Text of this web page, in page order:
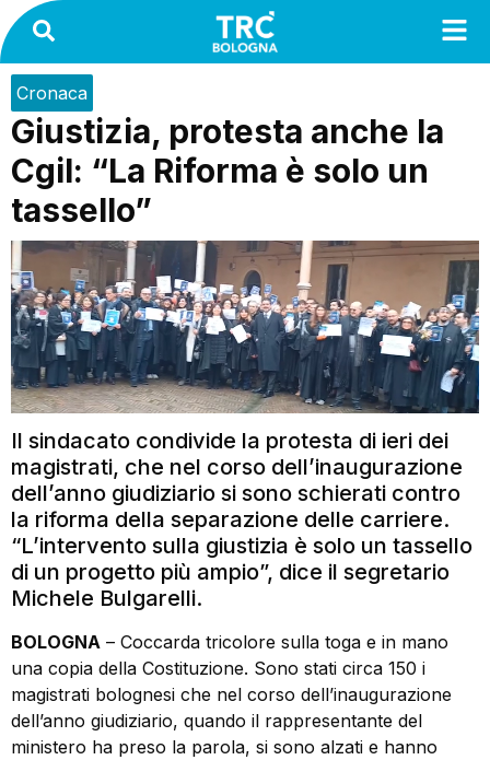
Cronaca
Giustizia, protesta anche la
Cgil: “La Riforma è solo un
tassello”
Il sindacato condivide la protesta di ieri dei
magistrati, che nel corso dell’inaugurazione
dell’anno giudiziario si sono schierati contro
la riforma della separazione delle carriere.
“L’intervento sulla giustizia è solo un tassello
di un progetto più ampio”, dice il segretario
Michele Bulgarelli.
BOLOGNA – Coccarda tricolore sulla toga e in mano
una copia della Costituzione. Sono stati circa 150 i
magistrati bolognesi che nel corso dell’inaugurazione
dell’anno giudiziario, quando il rappresentante del
ministero ha preso la parola, si sono alzati e hanno